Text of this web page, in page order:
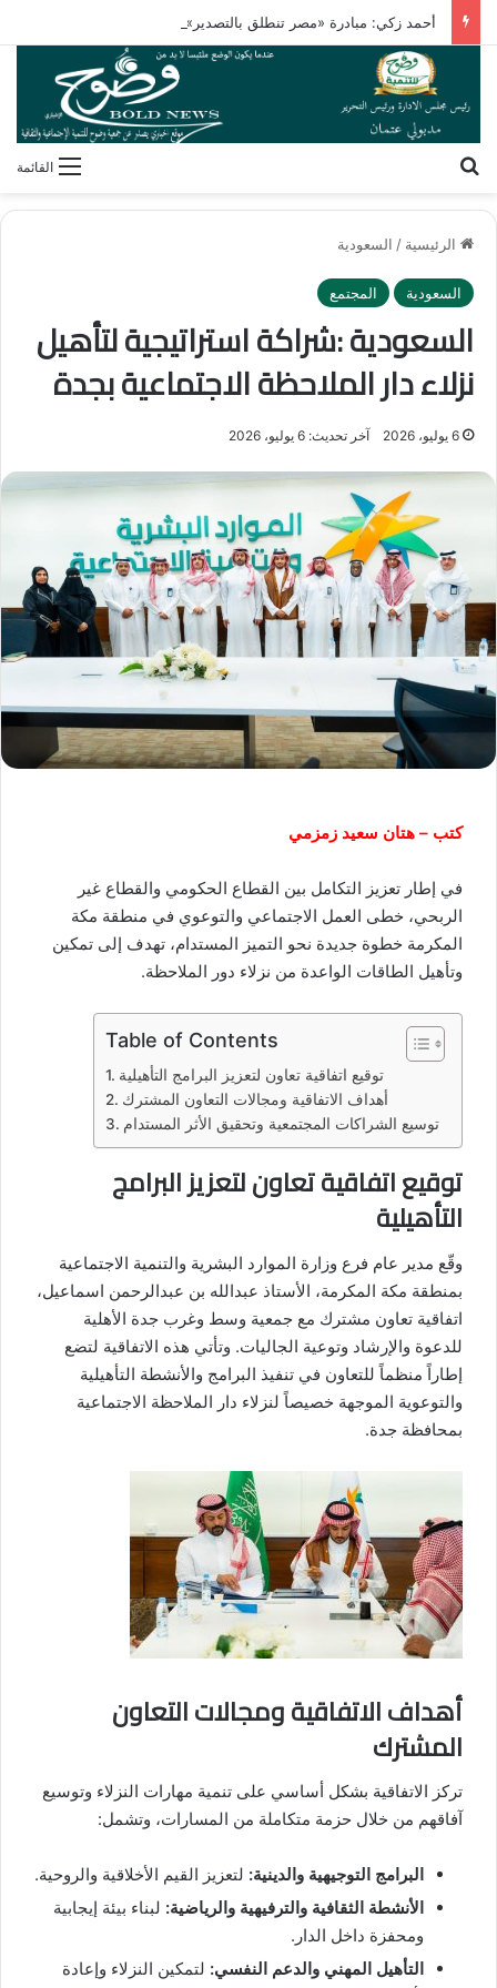
أحمد زكي: مبادرة «مصر تنطلق بالتصدير» تدعم نمو الصادرات
القائمة
الرئيسية / السعودية
السعودية المجتمع
السعودية :شراكة استراتيجية لتأهيل
نزلاء دار الملاحظة الاجتماعية بجدة
6 يوليو، 2026 آخر تحديث: 6 يوليو، 2026
كتب – هتان سعيد زمزمي
في إطار تعزيز التكامل بين القطاع الحكومي والقطاع غير
الربحي، خطى العمل الاجتماعي والتوعوي في منطقة مكة
المكرمة خطوة جديدة نحو التميز المستدام، تهدف إلى تمكين
وتأهيل الطاقات الواعدة من نزلاء دور الملاحظة.
Table of Contents
توقيع اتفاقية تعاون لتعزيز البرامج التأهيلية
أهداف الاتفاقية ومجالات التعاون المشترك
توسيع الشراكات المجتمعية وتحقيق الأثر المستدام
توقيع اتفاقية تعاون لتعزيز البرامج
التأهيلية
وقّع مدير عام فرع وزارة الموارد البشرية والتنمية الاجتماعية
بمنطقة مكة المكرمة، الأستاذ عبدالله بن عبدالرحمن اسماعيل،
اتفاقية تعاون مشترك مع جمعية وسط وغرب جدة الأهلية
للدعوة والإرشاد وتوعية الجاليات. وتأتي هذه الاتفاقية لتضع
إطاراً منظماً للتعاون في تنفيذ البرامج والأنشطة التأهيلية
والتوعوية الموجهة خصيصاً لنزلاء دار الملاحظة الاجتماعية
بمحافظة جدة.
أهداف الاتفاقية ومجالات التعاون
المشترك
تركز الاتفاقية بشكل أساسي على تنمية مهارات النزلاء وتوسيع
آفاقهم من خلال حزمة متكاملة من المسارات، وتشمل:
البرامج التوجيهية والدينية: لتعزيز القيم الأخلاقية والروحية.
الأنشطة الثقافية والترفيهية والرياضية: لبناء بيئة إيجابية
ومحفزة داخل الدار.
التأهيل المهني والدعم النفسي: لتمكين النزلاء وإعادة